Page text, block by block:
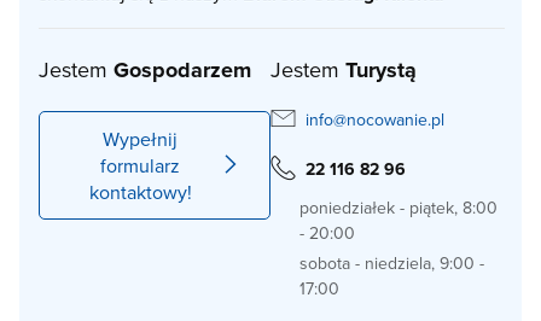
Jestem Gospodarzem
Wypełnij
formularz
kontaktowy!
Jestem Turystą
info@nocowanie.pl
22 116 82 96
poniedziałek - piątek, 8:00
- 20:00
sobota - niedziela, 9:00 -
17:00